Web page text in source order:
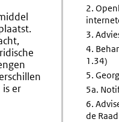
Inwerkingtreding
er
2.
3.
4.
1.34)
5.
5a.
6.
de